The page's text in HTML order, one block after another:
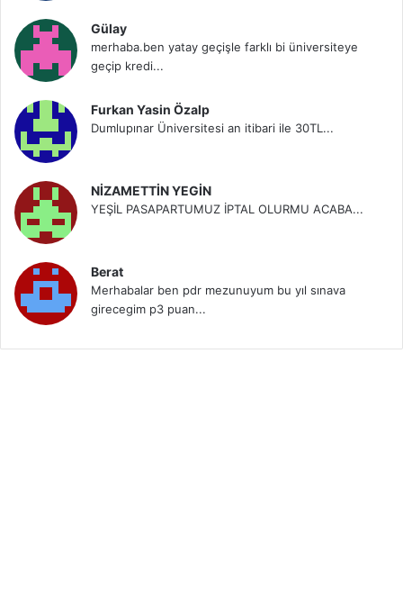
Gülay
merhaba.ben yatay geçişle farklı bi üniversiteye
geçip kredi...
Furkan Yasin Özalp
Dumlupınar Üniversitesi an itibari ile 30TL...
NİZAMETTİN YEGİN
YEŞİL PASAPARTUMUZ İPTAL OLURMU ACABA...
Berat
Merhabalar ben pdr mezunuyum bu yıl sınava
girecegim p3 puan...